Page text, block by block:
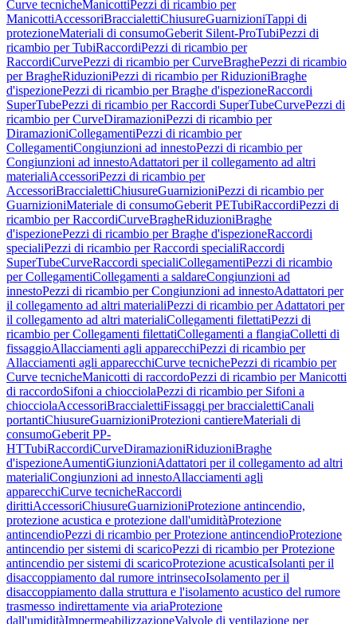
Curve tecnicheManicottiPezzi di ricambio per
ManicottiAccessoriBraccialettiChiusureGuarnizioniTappi di
protezioneMateriali di consumoGeberit Silent-ProTubiPezzi di
ricambio per TubiRaccordiPezzi di ricambio per
RaccordiCurvePezzi di ricambio per CurveBraghePezzi di ricambio
per BragheRiduzioniPezzi di ricambio per RiduzioniBraghe
d'ispezionePezzi di ricambio per Braghe d'ispezioneRaccordi
SuperTubePezzi di ricambio per Raccordi SuperTubeCurvePezzi di
ricambio per CurveDiramazioniPezzi di ricambio per
DiramazioniCollegamentiPezzi di ricambio per
CollegamentiCongiunzioni ad innestoPezzi di ricambio per
Congiunzioni ad innestoAdattatori per il collegamento ad altri
materialiAccessoriPezzi di ricambio per
AccessoriBraccialettiChiusureGuarnizioniPezzi di ricambio per
GuarnizioniMateriale di consumoGeberit PETubiRaccordiPezzi di
ricambio per RaccordiCurveBragheRiduzioniBraghe
d'ispezionePezzi di ricambio per Braghe d'ispezioneRaccordi
specialiPezzi di ricambio per Raccordi specialiRaccordi
SuperTubeCurveRaccordi specialiCollegamentiPezzi di ricambio
per CollegamentiCollegamenti a saldareCongiunzioni ad
innestoPezzi di ricambio per Congiunzioni ad innestoAdattatori per
il collegamento ad altri materialiPezzi di ricambio per Adattatori per
il collegamento ad altri materialiCollegamenti filettatiPezzi di
ricambio per Collegamenti filettatiCollegamenti a flangiaColletti di
fissaggioAllacciamenti agli apparecchiPezzi di ricambio per
Allacciamenti agli apparecchiCurve tecnichePezzi di ricambio per
Curve tecnicheManicotti di raccordoPezzi di ricambio per Manicotti
di raccordoSifoni a chiocciolaPezzi di ricambio per Sifoni a
chiocciolaAccessoriBraccialettiFissaggi per braccialettiCanali
portantiChiusureGuarnizioniProtezioni cantiereMateriali di
consumoGeberit PP-
HTTubiRaccordiCurveDiramazioniRiduzioniBraghe
d'ispezioneAumentiGiunzioniAdattatori per il collegamento ad altri
materialiCongiunzioni ad innestoAllacciamenti agli
apparecchiCurve tecnicheRaccordi
dirittiAccessoriChiusureGuarnizioniProtezione antincendio,
protezione acustica e protezione dall'umiditàProtezione
antincendioPezzi di ricambio per Protezione antincendioProtezione
antincendio per sistemi di scaricoPezzi di ricambio per Protezione
antincendio per sistemi di scaricoProtezione acusticaIsolanti per il
disaccoppiamento dal rumore intrinsecoIsolamento per il
disaccoppiamento dalla struttura e l'isolamento acustico del rumore
trasmesso indirettamente via ariaProtezione
dall'umiditàImpermeabilizzazioneValvole di ventilazione per